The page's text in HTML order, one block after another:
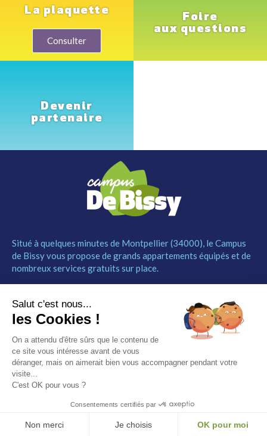
La plaquette
Consulter
Foire
aux questions
Devenir
partenaire
Situé à quelques minutes de Montpellier (34000), le Campus
de Bissy vous propose de grands appartements équipés et de
nombreux services gratuits sur place.
Le Campus
Les studios
Les services
Comment réserver
Contact
Partenaires
Mentions légales
contact@campusdebissy34.com
Route de Ganges 34980
Saint-Clément-de-Rivière
© Campus de Bissy –Mentions légales – byEtincelle
Salut c'est nous...
les Cookies !
On a attendu d'être sûrs que le contenu de
ce site vous intéresse avant de vous
déranger, mais on aimerait bien vous accompagner pendant votre
visite...
C'est OK pour vous ?
Consentements certifiés par
Non merci Je choisis OK pour moi